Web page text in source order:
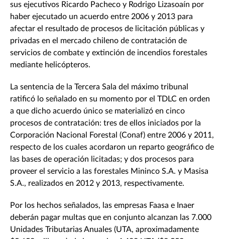
sus ejecutivos Ricardo Pacheco y Rodrigo Lizasoaín por
haber ejecutado un acuerdo entre 2006 y 2013 para
afectar el resultado de procesos de licitación públicas y
privadas en el mercado chileno de contratación de
servicios de combate y extinción de incendios forestales
mediante helicópteros.
La sentencia de la Tercera Sala del máximo tribunal
ratificó lo señalado en su momento por el TDLC en orden
a que dicho acuerdo único se materializó en cinco
procesos de contratación: tres de ellos iniciados por la
Corporación Nacional Forestal (Conaf) entre 2006 y 2011,
respecto de los cuales acordaron un reparto geográfico de
las bases de operación licitadas; y dos procesos para
proveer el servicio a las forestales Mininco S.A. y Masisa
S.A., realizados en 2012 y 2013, respectivamente.
Por los hechos señalados, las empresas Faasa e Inaer
deberán pagar multas que en conjunto alcanzan las 7.000
Unidades Tributarias Anuales (UTA, aproximadamente